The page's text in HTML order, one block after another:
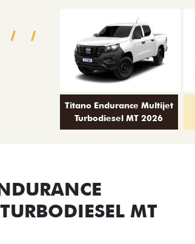
Titano Endurance Multijet
Turbodiesel MT 2026
MT